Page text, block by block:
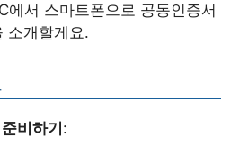
에서 스마트폰으로 공동인증서
소개할게요.
비하기 :